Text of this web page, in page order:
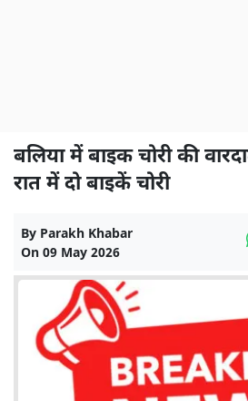
बलिया में बाइक चोरी की
रात में दो बाइकें चोरी
By Parakh Khabar
On 09 May 2026